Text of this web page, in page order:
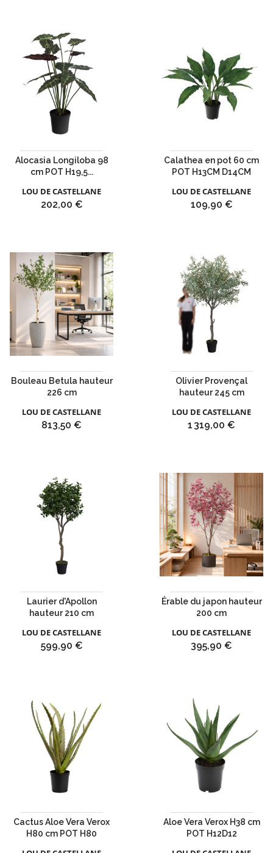
Alocasia Longiloba 98
cm POT H19,5...
LOU DE CASTELLANE
Prix
202,00 €
Calathea en pot 60 cm
POT H13CM D14CM
LOU DE CASTELLANE
Prix
109,90 €
Bouleau Betula hauteur
226 cm
LOU DE CASTELLANE
Prix
813,50 €
Olivier Provençal
hauteur 245 cm
LOU DE CASTELLANE
Prix
1 319,00 €
Laurier d'Apollon
hauteur 210 cm
LOU DE CASTELLANE
Prix
599,90 €
Érable du japon hauteur
200 cm
LOU DE CASTELLANE
Prix
395,90 €
Cactus Aloe Vera Verox
H80 cm POT H80
Aloe Vera Verox H38 cm
POT H12D12